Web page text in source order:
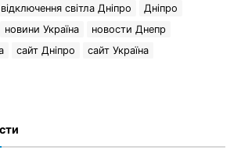
відключення світла Дніпро
Дніпро
новини Україна
новости Днепр
сайт Дніпро сайт Україна